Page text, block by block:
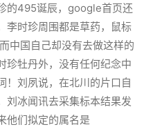
的495诞辰，google首页还
李时珍周围都是草药，鼠标
中国自己却没有去做这样的
珍牡丹外，没有任何纪念中
！刘夙说，在北川的片口自
刘冰闻讯去采集标本结果发
他们拟定的属名是